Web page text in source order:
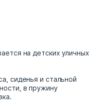
на детских уличных
сиденья и стальной
в пружину